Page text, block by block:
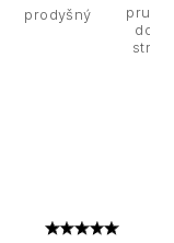
prodyšný
do 4
stran